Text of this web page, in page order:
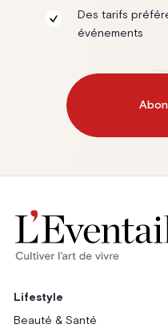
Des tarifs
événements
Lifestyle
Beauté & Santé